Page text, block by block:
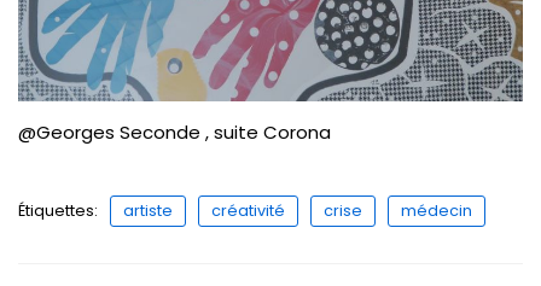
@Georges Seconde , suite Corona
Étiquettes: artiste créativité crise médecin